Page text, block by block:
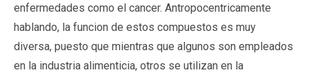
enfermedades como el cancer. Antropocentricamente
hablando, la funcion de estos compuestos es muy
diversa, puesto que mientras que algunos son empleados
en la industria alimenticia, otros se utilizan en la